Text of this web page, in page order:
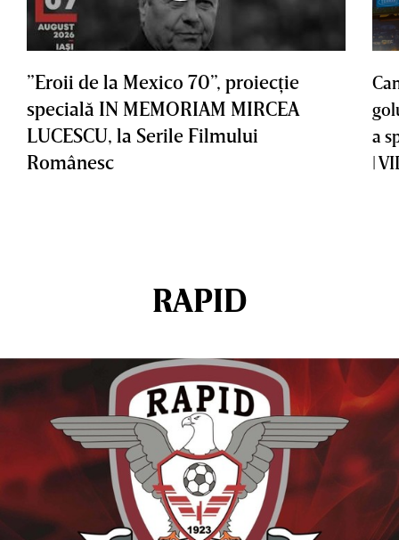
”Eroii de la Mexico 70”, proiecţie
specială IN MEMORIAM MIRCEA
LUCESCU, la Serile Filmului
Românesc
a
|
RAPID